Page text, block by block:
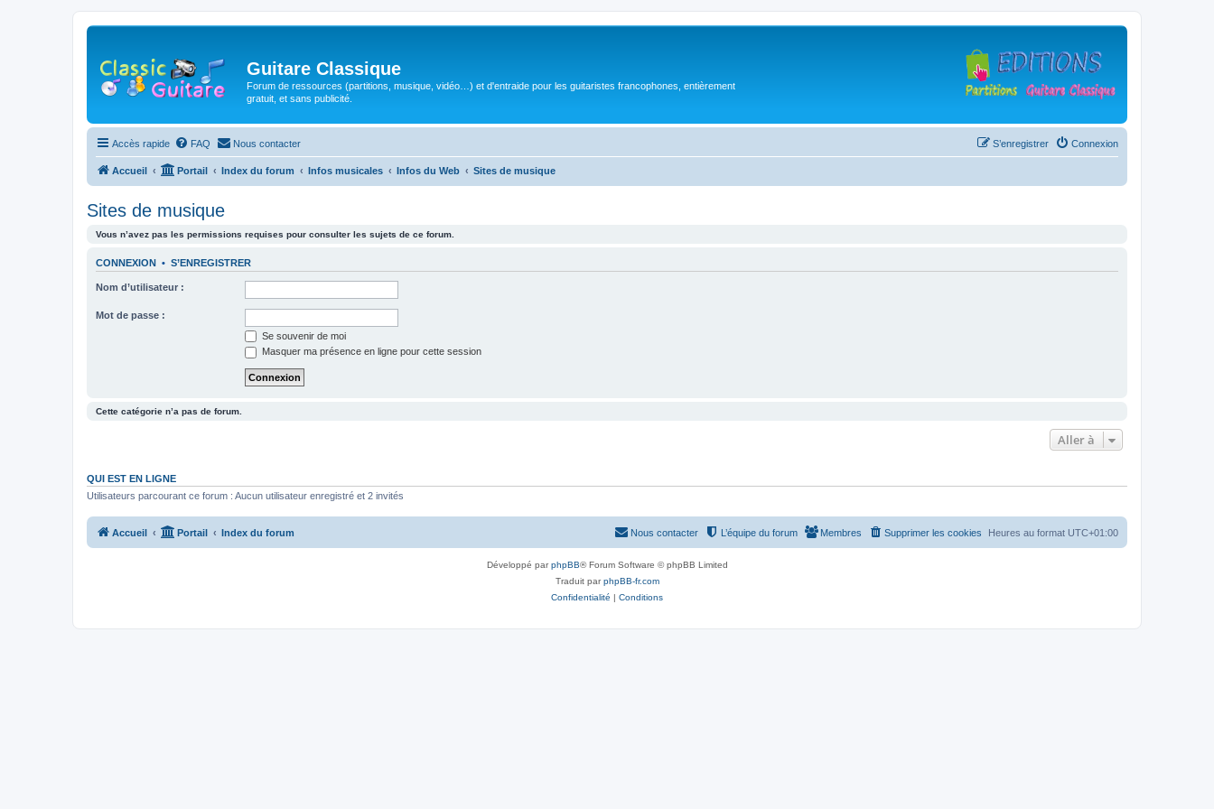
Guitare Classique
Forum de ressources (partitions, musique, vidéo…) et d'entraide pour les guitaristes francophones, entièrement
gratuit, et sans publicité.
Accès rapide FAQ Nous contacter Connexion
S’enregistrer
Accueil Portail Index du forum Infos musicales Infos du Web Sites de musique
Sites de musique
Vous n’avez pas les permissions requises pour consulter les sujets de ce forum.
CONNEXION • S’ENREGISTRER
Nom d’utilisateur :
Mot de passe :
Se souvenir de moi
Masquer ma présence en ligne pour cette session
Cette catégorie n’a pas de forum.
Aller à
QUI EST EN LIGNE
Utilisateurs parcourant ce forum : Aucun utilisateur enregistré et 2 invités
Accueil Portail Index du forum Heures au format UTC+01:00
Supprimer les cookies
Membres
L’équipe du forum
Nous contacter
Développé parphpBB® Forum Software © phpBB Limited
Traduit parphpBB-fr.com
Confidentialité | Conditions